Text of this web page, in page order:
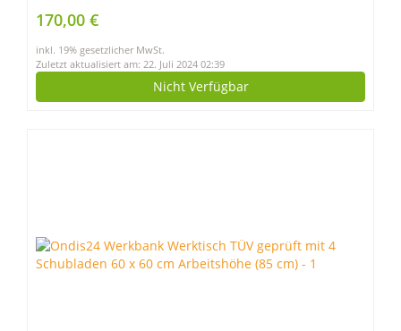
oder Glas – magnetisch & beschreibbar –
Schreibtafel Magnetwand Wandtafel (Whiteboard
emailliert, 180 x 120 cm)
170,00 €
inkl. 19% gesetzlicher MwSt.
Zuletzt aktualisiert am: 22. Juli 2024 02:39
Nicht Verfügbar